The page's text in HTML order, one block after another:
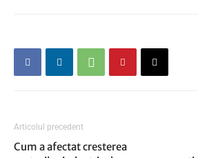
Articolul precedent
Cum a afectat cresterea